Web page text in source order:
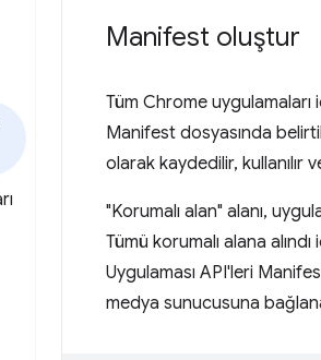
Manifest oluştur
Tüm Chrome
Manifest dosyasında
olarak kaydedilir, kullanılır
"Korumalı alan" alanı,
Tümü korumalı alana
Uygulaması API'leri
medya sunucusuna